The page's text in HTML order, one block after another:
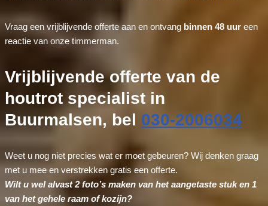
Vraag een vrijblijvende offerte aan en ontvang binnen 48 uureen
reactie van onze timmerman.
Vrijblijvende offerte van de
houtrot specialist in
Buurmalsen, bel 030-2006034
Weet u nog niet precies wat er moet gebeuren? Wij denken graag
met u mee en verstrekken gratis een offerte.
Wilt u wel alvast 2 foto’s maken van het aangetaste stuk en 1
van het gehele raam of kozijn?